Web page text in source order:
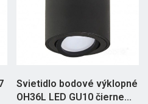
Svietidlo bodové výklopné
OH36L LED GU10 čierne...